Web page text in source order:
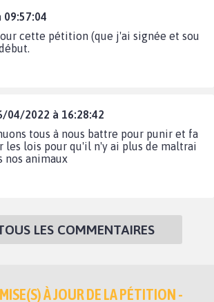
09:57:04
cette pétition (que j'ai signée et sou
04/2022 à 16:28:42
tous à nous battre pour punir et fa
les lois pour qu'il n'y ai plus de maltrai
nos animaux
LES COMMENTAIRES
À JOUR DE LA PÉTITION -